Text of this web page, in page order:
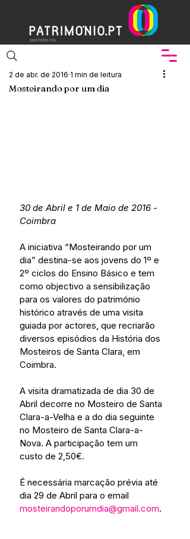
Mosteirando por um dia
2 de abr. de 2016 1 min de leitura
30 de Abril e 1 de Maio de 2016 -
Coimbra
A iniciativa “Mosteirando por um
dia” destina-se aos jovens do 1º e
2º ciclos do Ensino Básico e tem
como objectivo a sensibilização
para os valores do património
histórico através de uma visita
guiada por actores, que recriarão
diversos episódios da História dos
Mosteiros de Santa Clara, em
Coimbra.
A visita dramatizada de dia 30 de
Abril decorre no Mosteiro de Santa
Clara-a-Velha e a do dia seguinte
no Mosteiro de Santa Clara-a-
Nova. A participação tem um
custo de 2,50€.
É necessária marcação prévia até
dia 29 de Abril para o email
mosteirandoporumdia@gmail.com.